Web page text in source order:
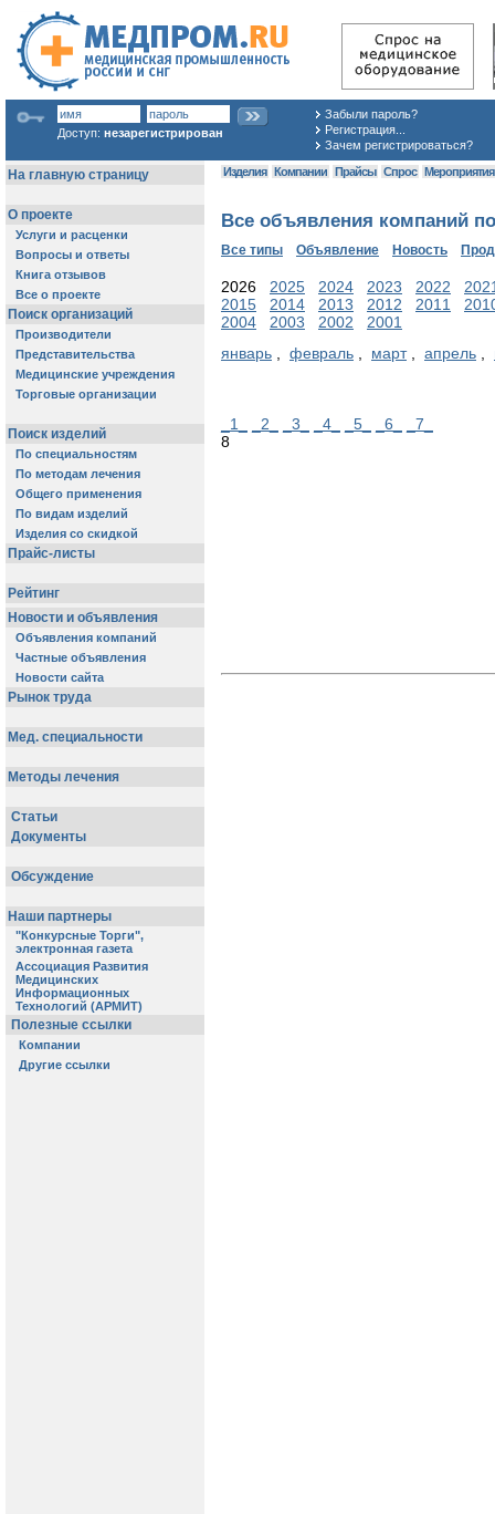
Доступ: незарегистрирован
Забыли пароль?
Регистрация...
Зачем регистрироваться?
Изделия Компании Прайсы Спрос Мероприятия
Все объявления компаний
Все типы Объявление Новость
2026 2025 2024 2023 2022
2015
2014 2013 2012 2011
2004
2003 2002
2001
январь , февраль , март, апрель ,
_1_ _2_ _3_ _4_ _5_ _6_
_7_
8